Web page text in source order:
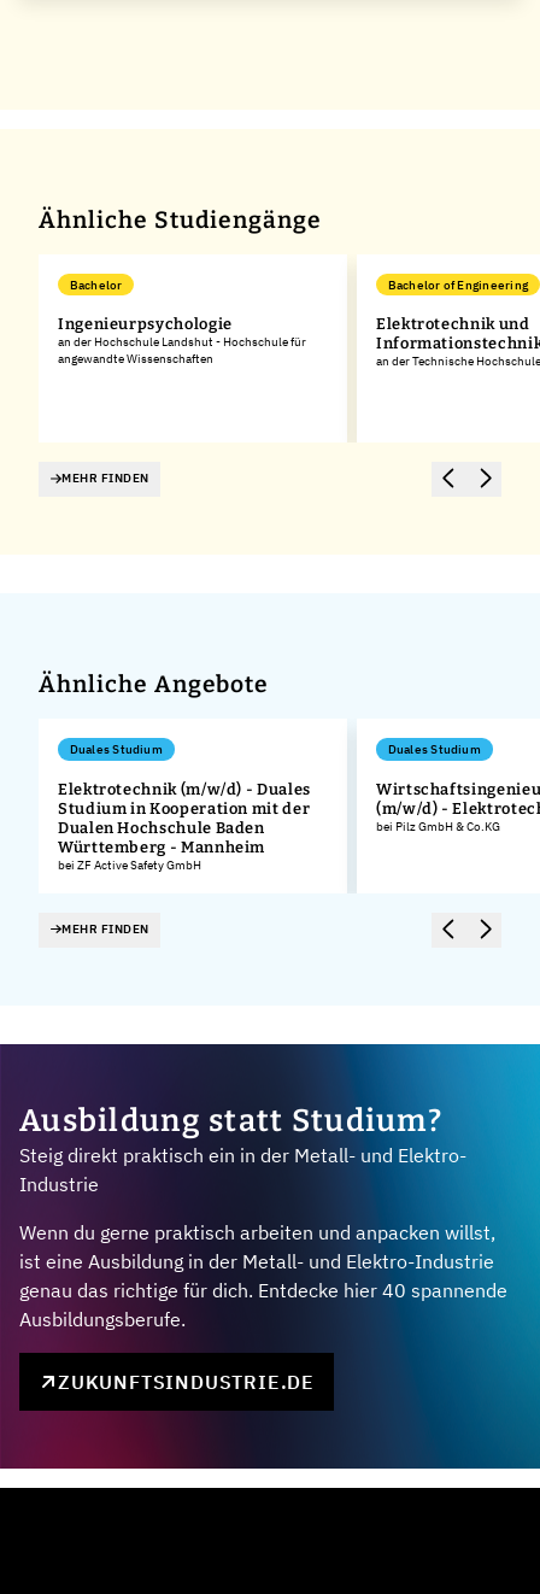
Ähnliche Studiengänge
Bachelor
Ingenieurpsychologie
an der Hochschule Landshut - Hochschule für
angewandte Wissenschaften
Bachelor of Engineering
Elektrotechnik und
an der Technische
MEHR FINDEN
Ähnliche Angebote
Duales Studium
Elektrotechnik (m/w/d) - Duales
Studium in Kooperation mit der
Dualen Hochschule Baden
Württemberg - Mannheim
bei ZF Active Safety GmbH
Duales Studium
(m/w/d) -
bei Pilz GmbH & Co.KG
MEHR FINDEN
Ausbildung statt Studium?
Steig direkt praktisch ein in der Metall- und Elektro-
Industrie
Wenn du gerne praktisch arbeiten und anpacken willst,
ist eine Ausbildung in der Metall- und Elektro-Industrie
genau das richtige für dich. Entdecke hier 40 spannende
Ausbildungsberufe.
ZUKUNFTSINDUSTRIE.DE